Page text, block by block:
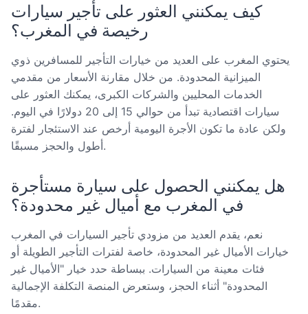
كيف يمكنني العثور على تأجير سيارات
رخيصة في المغرب؟
يحتوي المغرب على العديد من خيارات التأجير للمسافرين ذوي
الميزانية المحدودة. من خلال مقارنة الأسعار من مقدمي
الخدمات المحليين والشركات الكبرى، يمكنك العثور على
سيارات اقتصادية تبدأ من حوالي 15 إلى 20 دولارًا في اليوم.
ولكن عادة ما تكون الأجرة اليومية أرخص عند الاستئجار لفترة
أطول والحجز مسبقًا.
هل يمكنني الحصول على سيارة مستأجرة
في المغرب مع أميال غير محدودة؟
نعم، يقدم العديد من مزودي تأجير السيارات في المغرب
خيارات الأميال غير المحدودة، خاصة لفترات التأجير الطويلة أو
فئات معينة من السيارات. ببساطة حدد خيار "الأميال غير
المحدودة" أثناء الحجز، وستعرض المنصة التكلفة الإجمالية
مقدمًا.